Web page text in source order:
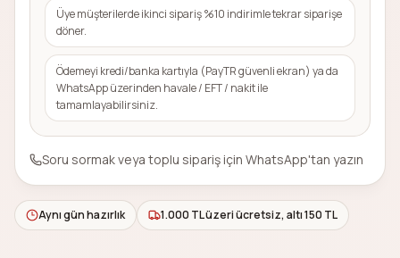
Üye müşterilerde ikinci sipariş %10 indirimle tekrar siparişe
döner.
Ödemeyi kredi/banka kartıyla (PayTR güvenli ekran) ya da
WhatsApp üzerinden havale / EFT / nakit ile
tamamlayabilirsiniz.
Soru sormak veya toplu sipariş için WhatsApp'tan yazın
Aynı gün hazırlık 1.000 TL üzeri ücretsiz, altı 150 TL